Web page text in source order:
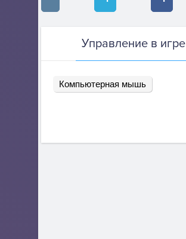
Управление в игре
Компьютерная мышь